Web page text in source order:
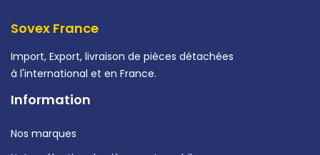
Sovex France
Import, Export, livraison de pièces détachées
à l'international et en France.
Information
Nos marques